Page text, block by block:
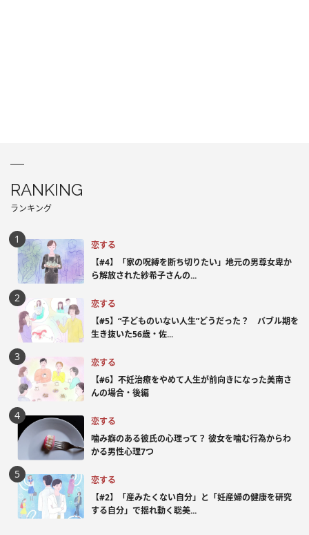
RANKING
ランキング
恋する
【#4】「家の呪縛を断ち切りたい」地元の男尊女卑か
ら解放された紗希子さんの...
恋する
【#5】“子どものいない人生”どうだった？ バブル期を
生き抜いた56歳・佐...
恋する
【#6】不妊治療をやめて人生が前向きになった美南さ
んの場合・後編
恋する
噛み癖のある彼氏の心理って？ 彼女を噛む行為からわ
かる男性心理7つ
恋する
【#2】「産みたくない自分」と「妊産婦の健康を研究
する自分」で揺れ動く聡美...